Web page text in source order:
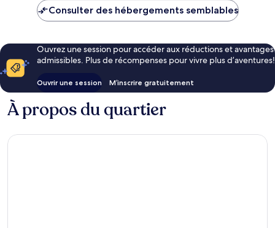
Consulter des hébergements semblables
Ouvrez une session pour accéder aux réductions et avantages
admissibles. Plus de récompenses pour vivre plus d’aventures!
Ouvrir une session M’inscrire gratuitement
À propos du quartier